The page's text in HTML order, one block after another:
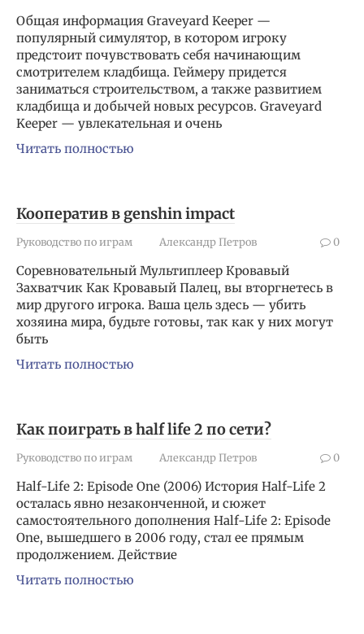
Общая информация Graveyard Keeper —
популярный симулятор, в котором игроку
предстоит почувствовать себя начинающим
смотрителем кладбища. Геймеру придется
заниматься строительством, а также развитием
кладбища и добычей новых ресурсов. Graveyard
Keeper — увлекательная и очень
Читать полностью
Кооператив в genshin impact
Руководство по играм Александр Петров 0
Соревновательный Мультиплеер Кровавый
Захватчик Как Кровавый Палец, вы вторгнетесь в
мир другого игрока. Ваша цель здесь — убить
хозяина мира, будьте готовы, так как у них могут
быть
Читать полностью
Как поиграть в half life 2 по сети?
Руководство по играм Александр Петров 0
Half-Life 2: Episode One (2006) История Half-Life 2
осталась явно незаконченной, и сюжет
самостоятельного дополнения Half-Life 2: Episode
One, вышедшего в 2006 году, стал ее прямым
продолжением. Действие
Читать полностью